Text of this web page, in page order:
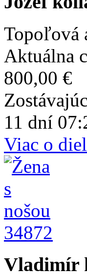
Topoľová
Aktuálna
800,00 €
11 dní
Viac o
34872
Vladimír